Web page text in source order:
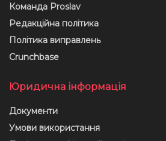
Команда Proslav
Редакційна політика
Політика виправлень
Crunchbase
Юридична інформація
Документи
Умови використання